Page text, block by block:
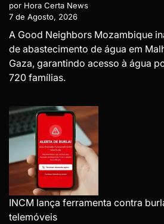
por Hora Certa News
7 de Agosto, 2026
A Good Neighbors Mozambique
de abastecimento de água em
Gaza, garantindo acesso à água
720 famílias.
INCM lança ferramenta contra
telemóveis